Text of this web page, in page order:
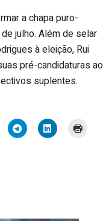
a chapa puro-
julho. Além de selar
à eleição, Rui
pré-candidaturas ao
suplentes.